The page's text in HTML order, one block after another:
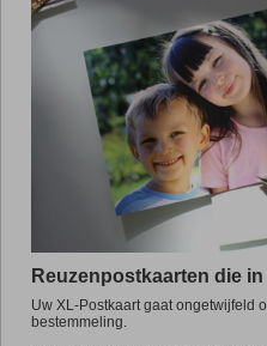
Geschenken
TicTacBox
Eco
Promo
Reuzenpostkaarten die
Uw XL-Postkaart gaat ongetwijfeld
bestemmeling.